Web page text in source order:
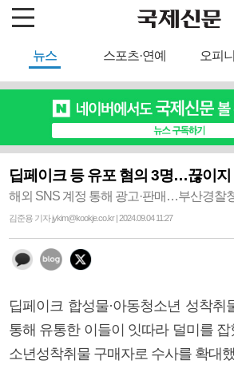
뉴스 스포츠·연예 오피
딥페이크 등 유포 혐의 3명…끊이지
해외 SNS 계정 통해 광고·판매…부산경찰
김준용 기자 jykim@kookje.co.kr | 2024.09.04 11:27
딥페이크 합성물·아동청소년 성착
통해 유통한 이들이 잇따라 덜미를
소년성착취물 구매자로 수사를 확대